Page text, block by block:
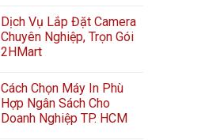
Dịch Vụ Lắp Đặt Camera
Chuyên Nghiệp, Trọn Gói
2HMart
Cách Chọn Máy In Phù
Hợp Ngân Sách Cho
Doanh Nghiệp TP. HCM